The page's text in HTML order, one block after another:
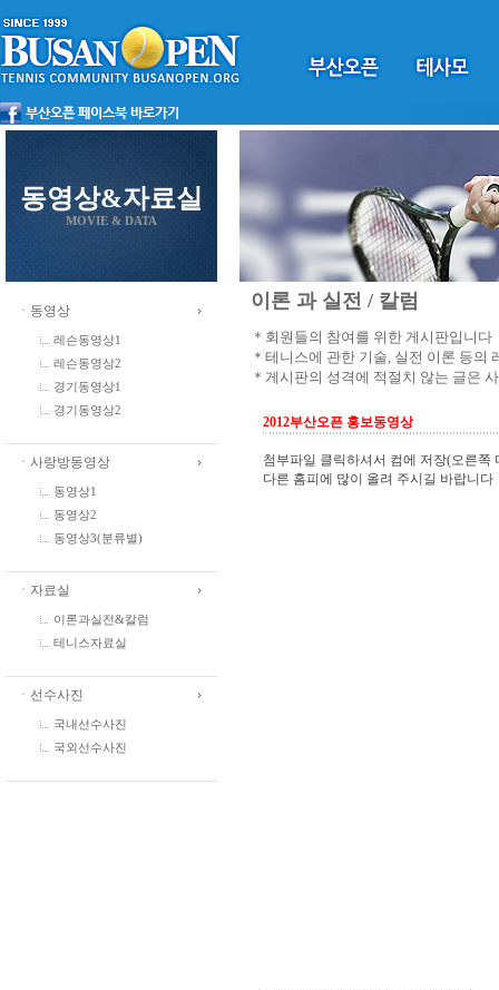
동영상&자료실
MOVIE & DATA
ㆍ동영상
레슨동영상1
레슨동영상2
경기동영상1
경기동영상2
ㆍ사랑방동영상
동영상1
동영상2
동영상3(분류별)
ㆍ자료실
이론과실전&칼럼
테니스자료실
ㆍ선수사진
국내선수사진
국외선수사진
이론 과 실전 / 칼럼
＊회원들의 참여를 위한 게시판입니다
＊테니스에 관한 기술, 실전 이론 등의
＊게시판의 성격에 적절치 않는 글은
2012부산오픈 홍보동영상
첨부파일 클릭하셔서 컴에 저장(오른쪽
다른 홈피에 많이 올려 주시길 바랍니다